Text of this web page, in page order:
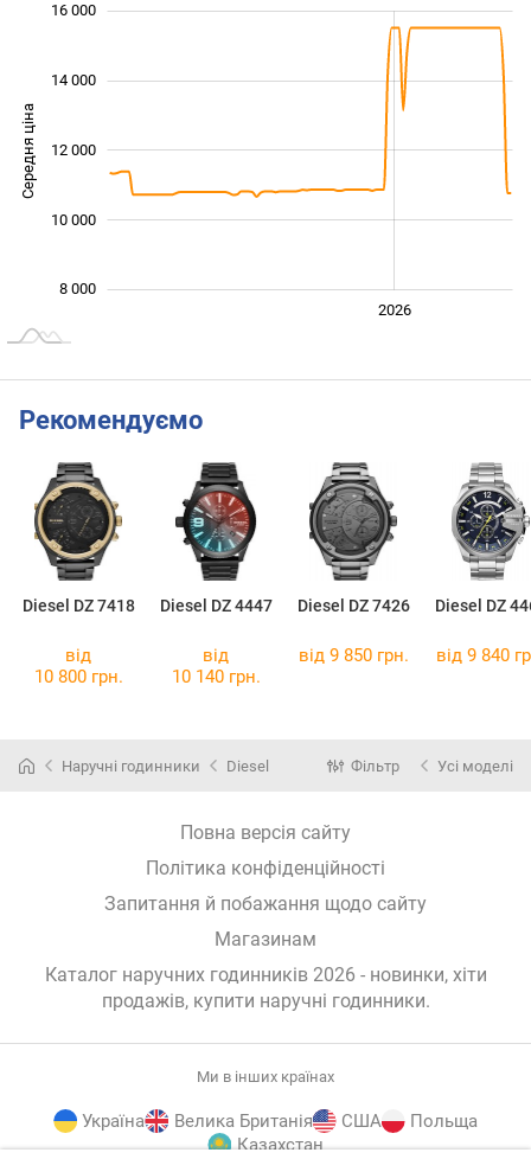
Середня ціна 10 000
8 000
10 000
12 000
14 000
16 000
2026
Рекомендуємо
Diesel DZ 7418 Diesel DZ 4447 Diesel DZ 7426 Diesel DZ
від
10 800 грн.
від
10 140 грн.
від 9 850 грн. від 9 840
Наручні годинники Diesel Фільтр Усі моделі
Повна версія сайту
Політика конфіденційності
Запитання й побажання щодо сайту
Магазинам
Каталог наручних годинників 2026 - новинки, хіти
продажів, купити наручні годинники.
Ми в інших країнах
Україна Велика Британія США
Польща
Казахстан